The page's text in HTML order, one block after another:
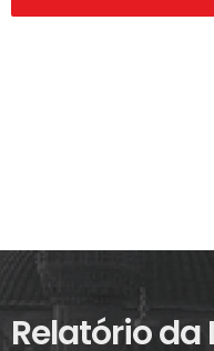
Relatório da